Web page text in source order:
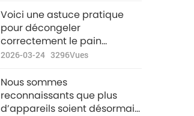
Voici une astuce pratique
pour décongeler
correctement le pain
congelé et le garder frais.
2026-03-24 3296Vues
Nous sommes
reconnaissants que plus
d’appareils soient désormais